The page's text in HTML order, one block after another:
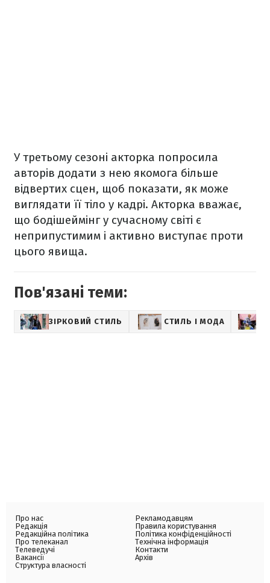
У третьому сезоні акторка попросила
авторів додати з нею якомога більше
відвертих сцен, щоб показати, як може
виглядати її тіло у кадрі. Акторка вважає,
що бодішеймінг у сучасному світі є
неприпустимим і активно виступає проти
цього явища.
Пов'язані теми:
ЗІРКОВИЙ СТИЛЬ СТИЛЬ І МОДА
Про нас
Редакція
Редакційна політика
Про телеканал
Телеведучі
Вакансії
Структура власності
Рекламодавцям
Правила користування
Політика конфіденційності
Технічна інформація
Контакти
Архів